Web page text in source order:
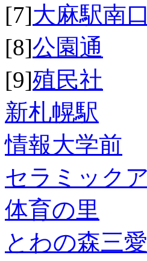
[7]大麻駅南口
[8]公園通
[9]殖民社
新札幌駅
情報大学前
セラミック
体育の里
とわの森三